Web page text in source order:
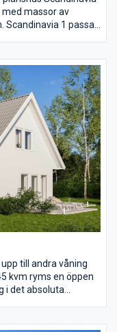
med massor av
1 passar
till andra våning
kvm ryms en öppen
i det absoluta